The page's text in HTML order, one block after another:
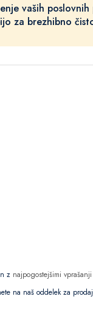
vaših
za brezhibno
z najpogostejšimi vprašanji
na naš oddelek za